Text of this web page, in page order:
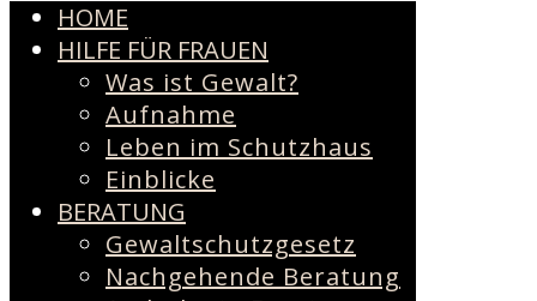
HOME
HILFE FÜR FRAUEN
Was ist Gewalt?
Aufnahme
Leben im Schutzhaus
Einblicke
BERATUNG
Gewaltschutzgesetz
Nachgehende Beratung